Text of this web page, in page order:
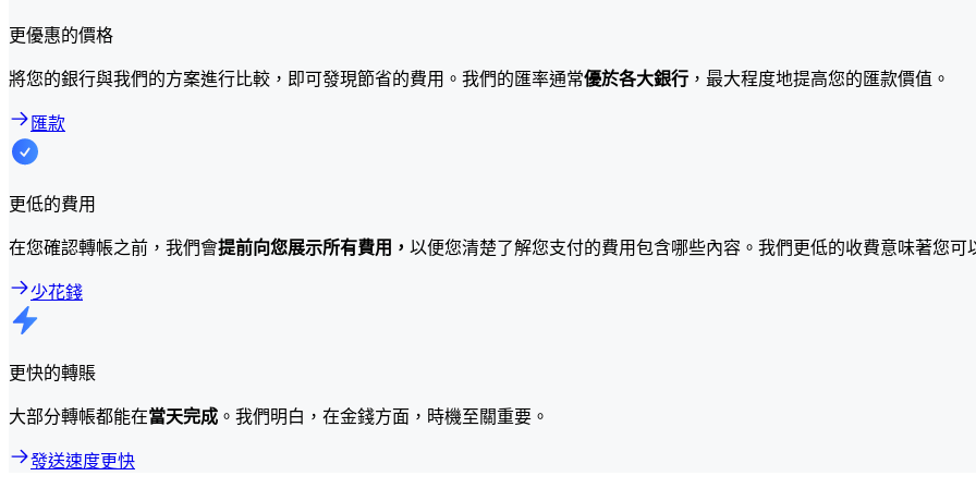
更優惠的價格
將您的銀行與我們的方案進行比較，即可發現節省的費用。我們的匯率通常優於各大銀行 ，最大程度地提高您的匯款價值。
匯款
更低的費用
在您確認轉帳之前，我們會提前向您展示所有費用， 以便您清楚了解您支付的費用包含哪些內容。我們更低的收費意味著您可
少花錢
更快的轉賬
大部分轉帳都能在當天完成 。我們明白，在金錢方面，時機至關重要。
發送速度更快